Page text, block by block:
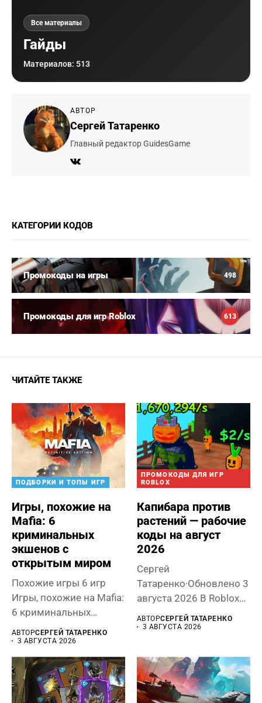
Все материалы
Гайды
Материалов: 513
АВТОР
Сергей Татаренко
Главный редактор GuidesGame
КАТЕГОРИИ КОДОВ
Промокоды на игры 498
Промокоды для игр Roblox 613
ЧИТАЙТЕ ТАКЖЕ
ПОДБОРКИ И ТОПЫ ИГР
Игры, похожие на
Mafia: 6
криминальных
экшенов с
открытым миром
Похожие игры 6 игр
Игры, похожие на Mafia:
6 криминальных
экшенов с...
АВТОРСЕРГЕЙ ТАТАРЕНКО
3 АВГУСТА 2026
ПРОМОКОДЫ ДЛЯ ИГР
ROBLOX
Капибара против
растений — рабочие
коды на август
2026
Сергей
Татаренко·Обновлено 3
августа 2026 В Roblox
Capybaras VS Plants
милые капибары...
АВТОРСЕРГЕЙ ТАТАРЕНКО
3 АВГУСТА 2026